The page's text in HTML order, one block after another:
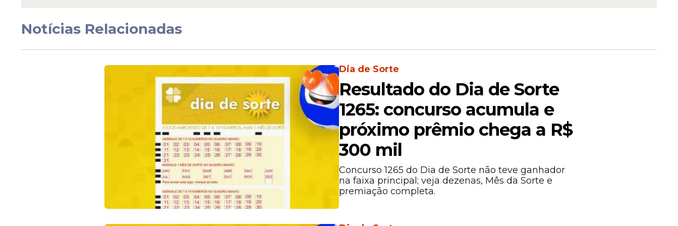
Veja Também
Notícias Relacionadas
Dia de Sorte
Resultado do Dia de Sorte
1265: concurso acumula e
próximo prêmio chega a R$
300 mil
Concurso 1265 do Dia de Sorte não teve ganhador
na faixa principal; veja dezenas, Mês da Sorte e
premiação completa.